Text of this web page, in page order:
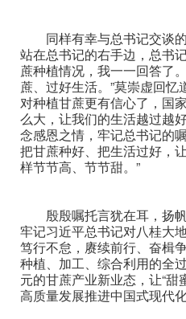
同样有幸与总书记交谈
站在总书记的右手边，总书
蔗种植情况，我一一回答了
蔗、过好生活。”莫崇虚回
对种植甘蔗更有信心了，国
么大，让我们的生活越过越
念感恩之情，牢记总书记的
把甘蔗种好、把生活过好，
样节节高、节节甜。”
殷殷嘱托言犹在耳，扬
牢记习近平总书记对八桂大
笃行不怠，赓续前行、奋楫
种植、加工、综合利用的全
元的甘蔗产业新业态，让“甜
高质量发展推进中国式现代化